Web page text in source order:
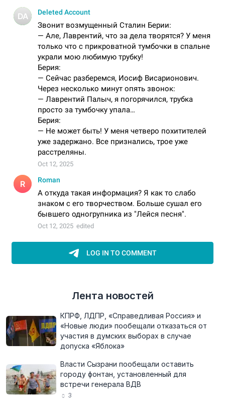
Лента новостей
КПРФ, ЛДПР, «Справедливая Россия» и
«Новые люди» пообещали отказаться от
участия в думских выборах в случае
допуска «Яблока»
Власти Сызрани пообещали оставить
городу фонтан, установленный для
встречи генерала ВДВ
3